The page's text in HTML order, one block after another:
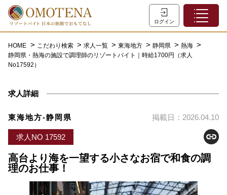
ログイン
ホーム
特集一覧
初めての方へ
お問い合わせ
よくあるご質問
会員登録
LINEでログイン
HOME こだわり検索 求人一覧 東海地方 静岡県
熱海
静岡県・熱海の施設で調理師のリゾートバイト｜時給1700円（求人
No17592）
求人詳細
東海地方-静岡県 掲載日：2026.04.10
求人NO 17592
高台より海を一望する小さなお宿で和食の調
理のお仕事！